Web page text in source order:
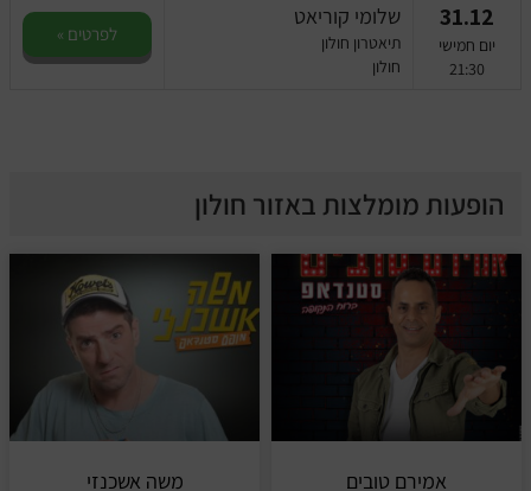
31.12
יום חמישי
21:30
שלומי קוריאט
תיאטרון חולון
חולון
לפרטים »
הופעות מומלצות באזור חולון
אמירם טובים משה אשכנזי